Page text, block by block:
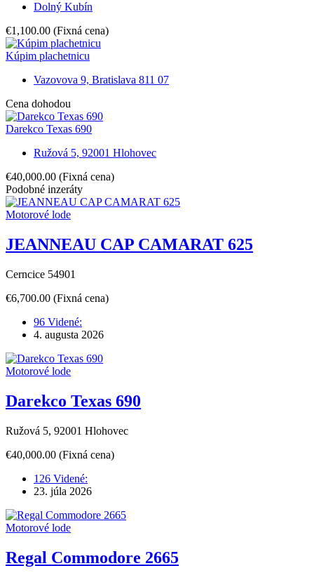
Dolný Kubín
€1,100.00 (Fixná cena)
Kúpim plachetnicu
Vazovova 9, Bratislava 811 07
Cena dohodou
Darekco Texas 690
Ružová 5, 92001 Hlohovec
€40,000.00 (Fixná cena)
Podobné inzeráty
Motorové lode
JEANNEAU CAP CAMARAT 625
Cerncice 54901
€6,700.00 (Fixná cena)
96 Videné:
4. augusta 2026
Motorové lode
Darekco Texas 690
Ružová 5, 92001 Hlohovec
€40,000.00 (Fixná cena)
126 Videné:
23. júla 2026
Motorové lode
Regal Commodore 2665